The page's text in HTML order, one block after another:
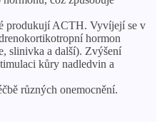
produkují ACTH. Vyvíjejí se v
hormon
slinivka a další). Zvýšení
kůry nadledvin a
různých onemocnění.